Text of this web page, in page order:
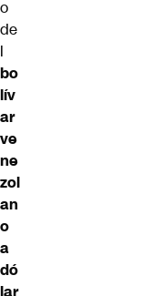
o
de
l
bo
lív
ar
ve
ne
zol
an
o
a
dó
lar